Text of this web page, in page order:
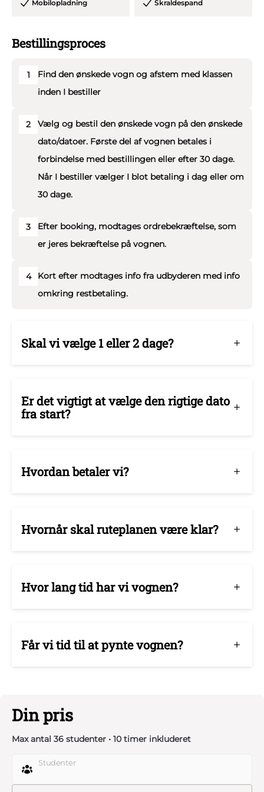
alle enten ambulancereddere, brandmænd eller politifolk.
behov.
- Sikkerhedsudstyr: Brandslukker og førstehjælpskasse.
Alle vores lastbiler har sikkerhedskamera installeret.
pynt.
skraldeposer.
Alle vores studentervogne synes hvert år.
- Hvis lastbilen går i stykker, har vi et ekstra køretøj
stående som backup. Vi har også en mekaniker med en
Mobilopladning Skraldespand
Bestillingsproces
1
Find den ønskede vogn og afstem med klassen
inden I bestiller
2
Vælg og bestil den ønskede vogn på den ønskede
dato/datoer. Første del af vognen betales i
forbindelse med bestillingen eller efter 30 dage.
Når I bestiller vælger I blot betaling i dag eller om
30 dage.
3
Efter booking, modtages ordrebekræftelse, som
er jeres bekræftelse på vognen.
4
Kort efter modtages info fra udbyderen med info
omkring restbetaling.
Skal vi vælge 1 eller 2 dage?
Er det vigtigt at vælge den rigtige dato
fra start?
Hvordan betaler vi?
Hvornår skal ruteplanen være klar?
Hvor lang tid har vi vognen?
Får vi tid til at pynte vognen?
Din pris
Max antal 36 studenter • 10 timer inkluderet
Studenter